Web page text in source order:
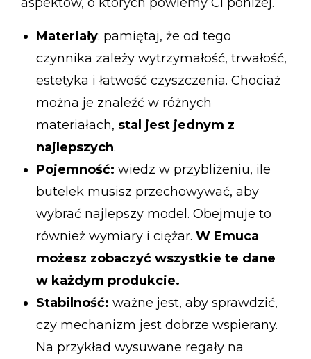
Materiały: pamiętaj, że od tego
czynnika zależy wytrzymałość, trwałość,
estetyka i łatwość czyszczenia. Chociaż
można je znaleźć w różnych
materiałach, stal jest jednym z
najlepszych.
Pojemność: wiedz w przybliżeniu, ile
butelek musisz przechowywać, aby
wybrać najlepszy model. Obejmuje to
również wymiary i ciężar. W Emuca
możesz zobaczyć wszystkie te dane
w każdym produkcie.
Stabilność: ważne jest, aby sprawdzić,
czy mechanizm jest dobrze wspierany.
Na przykład wysuwane regały na